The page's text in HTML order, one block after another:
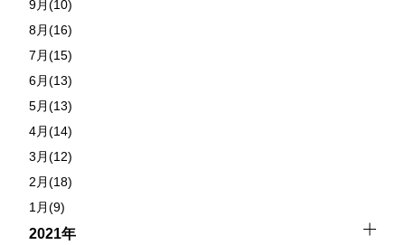
9月(10)
8月(16)
7月(15)
6月(13)
5月(13)
4月(14)
3月(12)
2月(18)
1月(9)
2021年